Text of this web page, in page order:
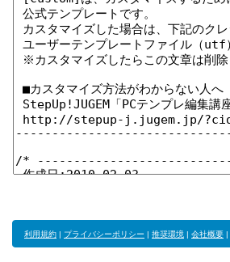
利用規約 | プライバシーポリシー | 推奨環境 | 会社概要 |